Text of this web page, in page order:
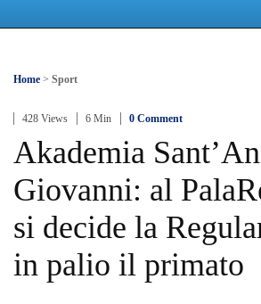
Home > Sport
428 Views 6 Min 0 Comment
Akademia
Giovanni: al
si decide la
in palio il primato